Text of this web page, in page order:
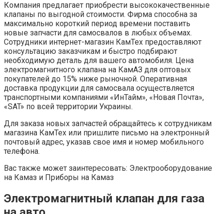
Компания предлагает приобрести высококачественные
клапаны по выгодной стоимости. Фирма способна за
максимально короткий период времени поставить
новые запчасти для самосвалов в любых объемах.
Сотрудники интернет-магазин КамТех предоставляют
консультацию заказчикам и быстро подбирают
необходимую деталь для вашего автомобиля. Цена
электромагнитного клапана на КамАЗ для оптовых
покупателей до 15% ниже рыночной. Оперативная
доставка продукции для самосвала осуществляется
транспортными компаниями «ИнТайм», «Новая Почта»,
«SAT» по всей территории Украины.
Для заказа новых запчастей обращайтесь к сотрудникам
магазина КамТех или пришлите письмо на электронный
почтовый адрес, указав свое имя и номер мобильного
телефона.
Вас также может заинтересовать: Электрооборудование
на Камаз и Приборы на Камаз
Электромагнитный клапан для газа